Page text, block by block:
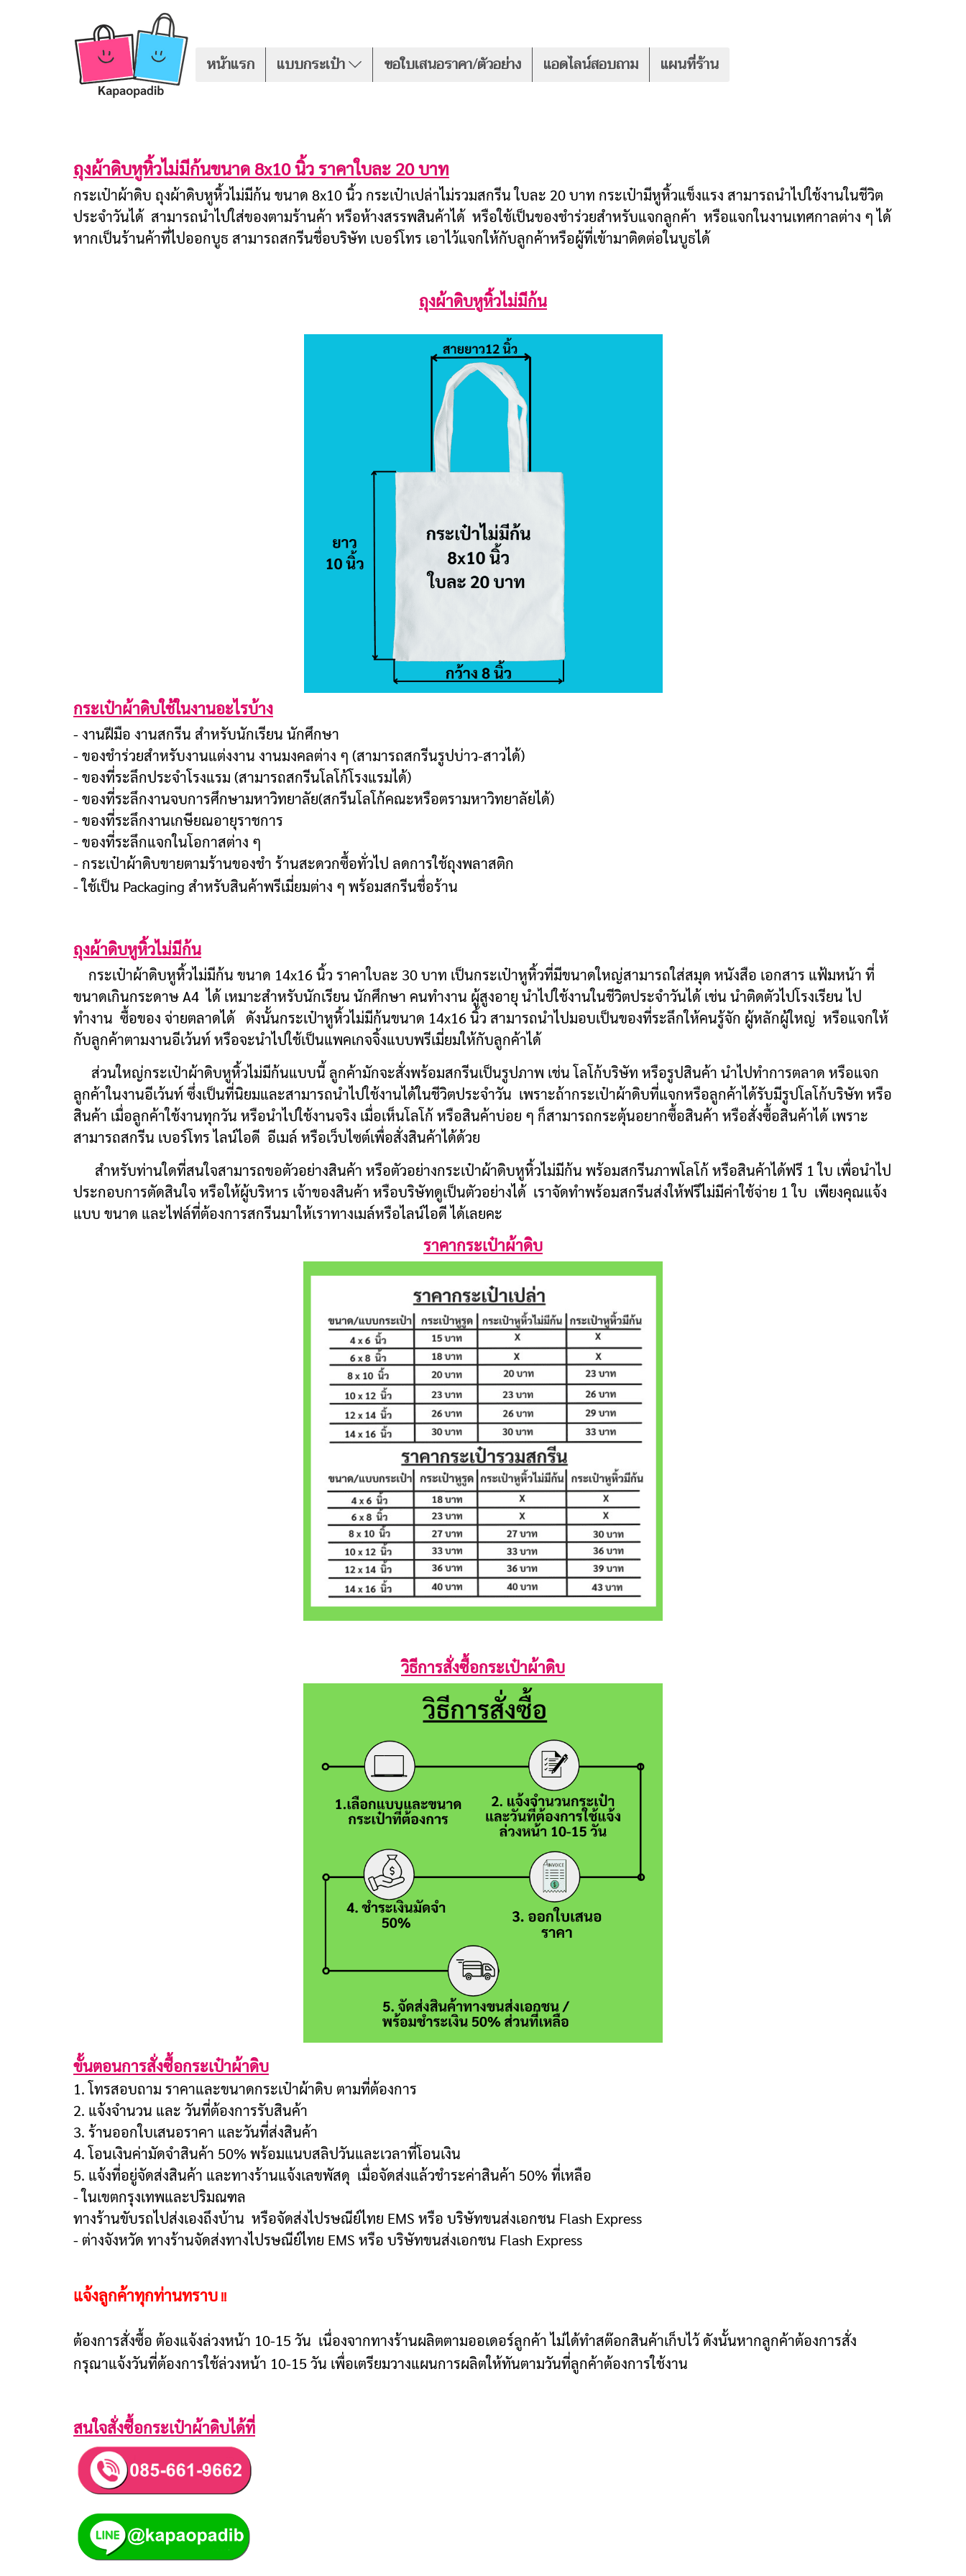
หน้าแรก แบบกระเป๋า ขอใบเสนอราคา/ตัวอย่าง แอดไลน์สอบถาม แผนที่ร้าน
ถุงผ้าดิบหูหิ้วไม่มีก้นขนาด 8x10 นิ้ว ราคาใบละ 20 บาท
กระเป๋าผ้าดิบ ถุงผ้าดิบหูหิ้วไม่มีก้น ขนาด 8x10 นิ้ว กระเป๋าเปล่าไม่รวมสกรีน ใบละ 20 บาท กระเป๋ามีหูหิ้วแข็งแรง สามารถนำไปใช้งานในชีวิต
ประจำวันได้ สามารถนำไปใส่ของตามร้านค้า หรือห้างสรรพสินค้าได้ หรือใช้เป็นของชำร่วยสำหรับแจกลูกค้า หรือแจกในงานเทศกาลต่าง ๆ ได้
หากเป็นร้านค้าที่ไปออกบูธ สามารถสกรีนชื่อบริษัท เบอร์โทร เอาไว้แจกให้กับลูกค้าหรือผู้ที่เข้ามาติดต่อในบูธได้
ถุงผ้าดิบหูหิ้วไม่มีก้น
กระเป๋าผ้าดิบใช้ในงานอะไรบ้าง
- งานฝีมือ งานสกรีน สำหรับนักเรียน นักศึกษา
- ของชำร่วยสำหรับงานแต่งงาน งานมงคลต่าง ๆ (สามารถสกรีนรูปบ่าว-สาวได้)
- ของที่ระลึกประจำโรงแรม (สามารถสกรีนโลโก้โรงแรมได้)
- ของที่ระลึกงานจบการศึกษามหาวิทยาลัย(สกรีนโลโก้คณะหรือตรามหาวิทยาลัยได้)
- ของที่ระลึกงานเกษียณอายุราชการ
- ของที่ระลึกแจกในโอกาสต่าง ๆ
- กระเป๋าผ้าดิบขายตามร้านของชำ ร้านสะดวกซื้อทั่วไป ลดการใช้ถุงพลาสติก
- ใช้เป็น Packaging สำหรับสินค้าพรีเมี่ยมต่าง ๆ พร้อมสกรีนชื่อร้าน
ถุงผ้าดิบหูหิ้วไม่มีก้น
กระเป๋าผ้าดิบหูหิ้วไม่มีก้น ขนาด 14x16 นิ้ว ราคาใบละ 30 บาท เป็นกระเป๋าหูหิ้วที่มีขนาดใหญ่สามารถใส่สมุด หนังสือ เอกสาร แฟ้มหน้า ที่
ขนาดเกินกระดาษ A4 ได้ เหมาะสำหรับนักเรียน นักศึกษา คนทำงาน ผู้สูงอายุ นำไปใช้งานในชีวิตประจำวันได้ เช่น นำติดตัวไปโรงเรียน ไป
ทำงาน ซื้อของ จ่ายตลาดได้ ดังนั้นกระเป๋าหูหิ้วไม่มีก้นขนาด 14x16 นิ้ว สามารถนำไปมอบเป็นของที่ระลึกให้คนรู้จัก ผู้หลักผู้ใหญ่ หรือแจกให้
กับลูกค้าตามงานอีเว้นท์ หรือจะนำไปใช้เป็นแพคเกจจิ้งแบบพรีเมี่ยมให้กับลูกค้าได้
ส่วนใหญ่กระเป๋าผ้าดิบหูหิ้วไม่มีก้นแบบนี้ ลูกค้ามักจะสั่งพร้อมสกรีนเป็นรูปภาพ เช่น โลโก้บริษัท หรือรูปสินค้า นำไปทำการตลาด หรือแจก
ลูกค้าในงานอีเว้นท์ ซึ่งเป็นที่นิยมและสามารถนำไปใช้งานได้ในชีวิตประจำวัน เพราะถ้ากระเป๋าผ้าดิบที่แจกหรือลูกค้าได้รับมีรูปโลโก้บริษัท หรือ
สินค้า เมื่อลูกค้าใช้งานทุกวัน หรือนำไปใช้งานจริง เมื่อเห็นโลโก้ หรือสินค้าบ่อย ๆ ก็สามารถกระตุ้นอยากซื้อสินค้า หรือสั่งซื้อสินค้าได้ เพราะ
สามารถสกรีน เบอร์โทร ไลน์ไอดี อีเมล์ หรือเว็บไซต์เพื่อสั่งสินค้าได้ด้วย
สำหรับท่านใดที่สนใจสามารถขอตัวอย่างสินค้า หรือตัวอย่างกระเป๋าผ้าดิบหูหิ้วไม่มีก้น พร้อมสกรีนภาพโลโก้ หรือสินค้าได้ฟรี 1 ใบ เพื่อนำไป
ประกอบการตัดสินใจ หรือให้ผู้บริหาร เจ้าของสินค้า หรือบริษัทดูเป็นตัวอย่างได้ เราจัดทำพร้อมสกรีนส่งให้ฟรีไม่มีค่าใช้จ่าย 1 ใบ เพียงคุณแจ้ง
แบบ ขนาด และไฟล์ที่ต้องการสกรีนมาให้เราทางเมล์หรือไลน์ไอดี ได้เลยคะ
ราคากระเป๋าผ้าดิบ
วิธีการสั่งซื้อกระเป๋าผ้าดิบ
ขั้นตอนการสั่งซื้อกระเป๋าผ้าดิบ
1. โทรสอบถาม ราคาและขนาดกระเป๋าผ้าดิบ ตามที่ต้องการ
2. แจ้งจำนวน และ วันที่ต้องการรับสินค้า
3. ร้านออกใบเสนอราคา และวันที่ส่งสินค้า
4. โอนเงินค่ามัดจำสินค้า 50% พร้อมแนบสลิปวันและเวลาที่โอนเงิน
5. แจ้งที่อยู่จัดส่งสินค้า และทางร้านแจ้งเลขพัสดุ เมื่อจัดส่งแล้วชำระค่าสินค้า 50% ที่เหลือ
- ในเขตกรุงเทพและปริมณฑล
ทางร้านขับรถไปส่งเองถึงบ้าน หรือจัดส่งไปรษณีย์ไทย EMS หรือ บริษัทขนส่งเอกชน Flash Express
- ต่างจังหวัด ทางร้านจัดส่งทางไปรษณีย์ไทย EMS หรือ บริษัทขนส่งเอกชน Flash Express
แจ้งลูกค้าทุกท่านทราบ !!
ต้องการสั่งซื้อ ต้องแจ้งล่วงหน้า 10-15 วัน เนื่องจากทางร้านผลิตตามออเดอร์ลูกค้า ไม่ได้ทำสต๊อกสินค้าเก็บไว้ ดังนั้นหากลูกค้าต้องการสั่ง
กรุณาแจ้งวันที่ต้องการใช้ล่วงหน้า 10-15 วัน เพื่อเตรียมวางแผนการผลิตให้ทันตามวันที่ลูกค้าต้องการใช้งาน
สนใจสั่งซื้อกระเป๋าผ้าดิบได้ที่